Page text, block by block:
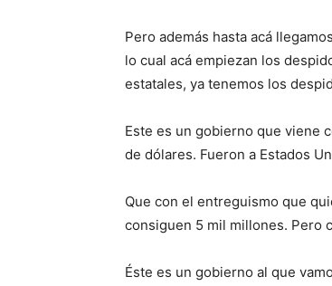
Pero además hasta acá
lo cual acá empiezan los
estatales, ya tenemos los
Este es un gobierno que viene
de dólares. Fueron a Estados
Que con el entreguismo que
consiguen 5 mil millones. Pero
Éste es un gobierno al que